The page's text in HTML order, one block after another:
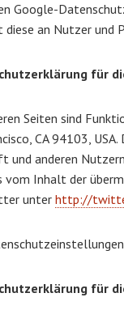
Google-
diese an Nutzer und
für
Seiten sind
CA 94103,
und anderen
vom Inhalt der
unter http://
für